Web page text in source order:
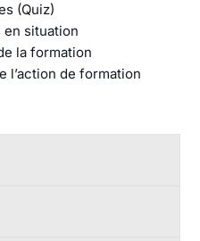
(Quiz)
en situation
la formation
l’action de formation